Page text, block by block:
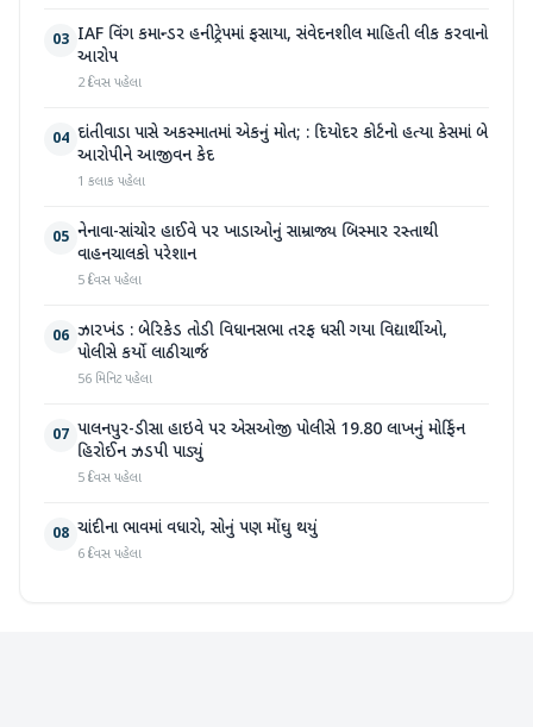
03 IAF વિંગ કમાન્ડર હનીટ્રેપમાં ફસાયા, સંવેદનશીલ માહિતી લીક કરવાનો
આરોપ
2 દિવસ પહેલા
04 દાંતીવાડા પાસે અકસ્માતમાં એકનું મોત; : દિયોદર કોર્ટનો હત્યા કેસમાં બે
આરોપીને આજીવન કેદ
1 કલાક પહેલા
05 નેનાવા-સાંચોર હાઈવે પર ખાડાઓનું સામ્રાજ્ય બિસ્માર રસ્તાથી
વાહનચાલકો પરેશાન
5 દિવસ પહેલા
06 ઝારખંડ : બેરિકેડ તોડી વિધાનસભા તરફ ધસી ગયા વિદ્યાર્થીઓ,
પોલીસે કર્યો લાઠીચાર્જ
56 મિનિટ પહેલા
07 પાલનપુર-ડીસા હાઇવે પર એસઓજી પોલીસે 19.80 લાખનું મોર્ફિન
હિરોઈન ઝડપી પાડ્યું
5 દિવસ પહેલા
08 ચાંદીના ભાવમાં વધારો, સોનું પણ મોંઘુ થયું
6 દિવસ પહેલા